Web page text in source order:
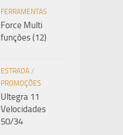
FERRAMENTAS
Force Multi
funções (12)
ESTRADA /
PROMOÇÕES
Ultegra 11
Velocidades
50/34